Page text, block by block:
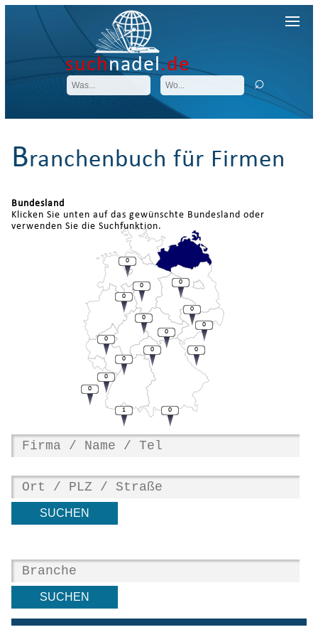
suchnadel.de
Branchenbuch für Firmen
Bundesland
Klicken Sie unten auf das gewünschte Bundesland oder
verwenden Sie die Suchfunktion.
0
0
0
0
0
0
0
0
0
0
0
0
0
1
0
0